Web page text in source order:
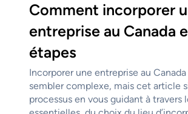
Comment incorporer
entreprise au Canada
étapes
Incorporer une entreprise au
sembler complexe, mais cet article
processus en vous guidant à travers